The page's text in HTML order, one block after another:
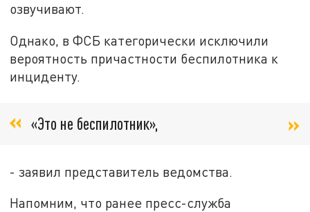
озвучивают.
Однако, в ФСБ категорически исключили
вероятность причастности беспилотника к
инциденту.
«Это не беспилотник»,
- заявил представитель ведомства.
Напомним, что ранее пресс-служба